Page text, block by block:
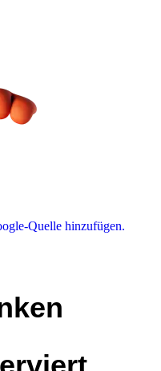
Quelle hinzufügen.